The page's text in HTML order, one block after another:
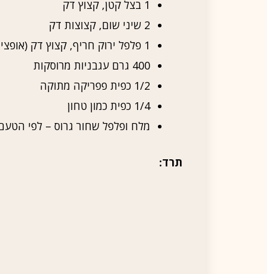
1 בצל קטן, קצוץ דק
2 שיני שום, קצוצות דק
1 פלפל ירוק חריף, קצוץ דק (אופציונלי)
400 גרם עגבניות מרוסקות
1/2 כפית פפריקה מתוקה
1/4 כפית כמון טחון
מלח ופלפל שחור גרוס – לפי
תרד: